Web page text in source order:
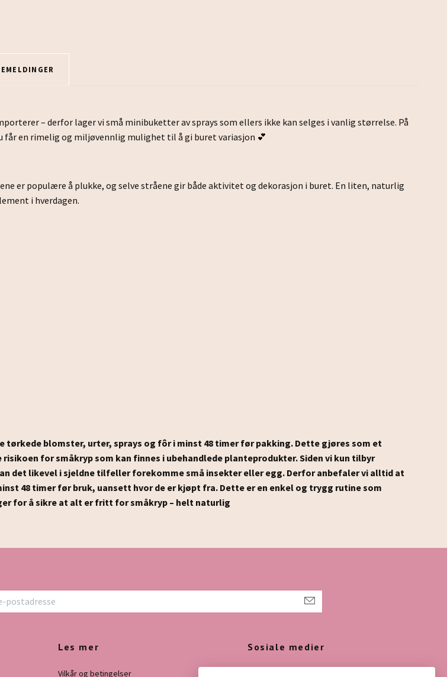
– derfor lager vi små minibuketter av sprays som ellers ikke kan selges i vanlig størrelse. På
en rimelig og miljøvennlig mulighet til å gi buret variasjon 💕
er populære å plukke, og selve stråene gir både aktivitet og dekorasjon i buret. En liten, naturlig
i hverdagen.
tørkede blomster, urter, sprays og fôr i minst 48 timer før pakking. Dette gjøres som et
for småkryp som kan finnes i ubehandlede planteprodukter.Siden vi kun tilbyr
det likevel i sjeldne tilfeller forekomme små insekter eller egg.Derfor anbefaler vi alltid at
48 timer før bruk, uansett hvor de er kjøpt fra. Dette er en enkel og trygg rutine som
for å sikre at alt er fritt for småkryp – helt naturlig
Les mer
Vilkår og betingelser
Sosiale medier